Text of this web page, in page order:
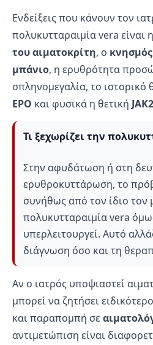
Ενδείξεις που κάνουν τον
πολυκυτταραιμία vera είναι η
του αιματοκρίτη, ο
μπάνιο, η ερυθρότητα
σπληνομεγαλία, το
EPO και φυσικά η θετική JAK2
Τι ξεχωρίζει την
Στην αφυδάτωση ή στη
ερυθροκυττάρωση, το
συνήθως από τον ίδιο τον
πολυκυτταραιμία vera
υπερλειτουργεί. Αυτό
διάγνωση όσο και τη
Αν ο ιατρός υποψιαστεί
μπορεί να ζητήσει
και παραπομπή σε
αντιμετώπιση είναι